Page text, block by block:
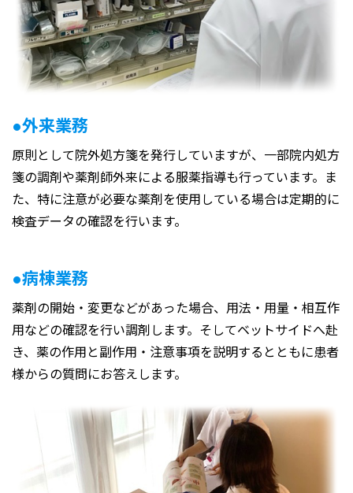
●外来業務
原則として院外処方箋を発行していますが、一部院内処方
箋の調剤や薬剤師外来による服薬指導も行っています。ま
た、特に注意が必要な薬剤を使用している場合は定期的に
検査データの確認を行います。
●病棟業務
薬剤の開始・変更などがあった場合、用法・用量・相互作
用などの確認を行い調剤します。そしてベットサイドへ赴
き、薬の作用と副作用・注意事項を説明するとともに患者
様からの質問にお答えします。